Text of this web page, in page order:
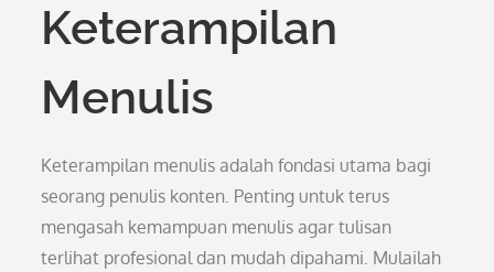
Keterampilan
Menulis
Keterampilan menulis adalah fondasi utama bagi
seorang penulis konten. Penting untuk terus
mengasah kemampuan menulis agar tulisan
terlihat profesional dan mudah dipahami. Mulailah